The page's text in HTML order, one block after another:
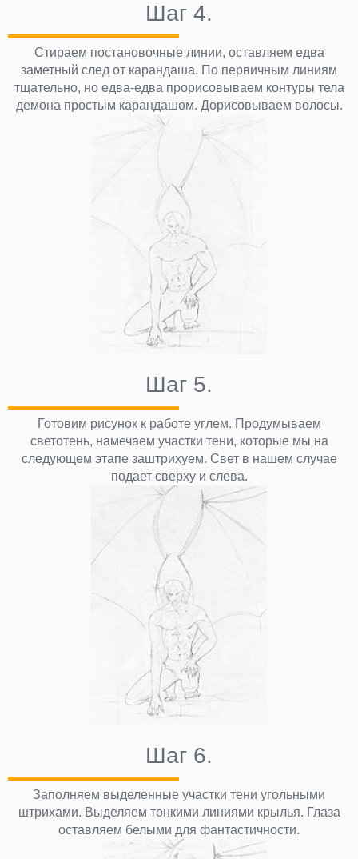
Шаг 4.
Стираем постановочные линии, оставляем едва
заметный след от карандаша. По первичным линиям
тщательно, но едва-едва прорисовываем контуры тела
демона простым карандашом. Дорисовываем волосы.
Шаг 5.
Готовим рисунок к работе углем. Продумываем
светотень, намечаем участки тени, которые мы на
следующем этапе заштрихуем. Свет в нашем случае
подает сверху и слева.
Шаг 6.
Заполняем выделенные участки тени угольными
штрихами. Выделяем тонкими линиями крылья. Глаза
оставляем белыми для фантастичности.